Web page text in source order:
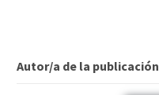
Autor/a de la publicación